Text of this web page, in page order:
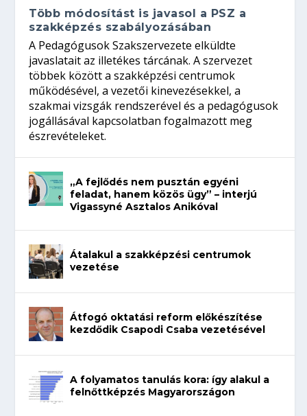
Több módosítást is javasol a PSZ a
szakképzés szabályozásában
A Pedagógusok Szakszervezete elküldte
javaslatait az illetékes tárcának. A szervezet
többek között a szakképzési centrumok
működésével, a vezetői kinevezésekkel, a
szakmai vizsgák rendszerével és a pedagógusok
jogállásával kapcsolatban fogalmazott meg
észrevételeket.
„A fejlődés nem pusztán egyéni
feladat, hanem közös ügy” – interjú
Vigassyné Asztalos Anikóval
Átalakul a szakképzési centrumok
vezetése
Átfogó oktatási reform előkészítése
kezdődik Csapodi Csaba vezetésével
A folyamatos tanulás kora: így alakul a
felnőttképzés Magyarországon